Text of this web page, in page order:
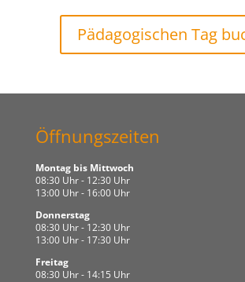
Pädagogischen Tag
Öffnungszeiten
Montag bis Mittwoch
08:30 Uhr - 12:30 Uhr
13:00 Uhr - 16:00 Uhr
Donnerstag
08:30 Uhr - 12:30 Uhr
13:00 Uhr - 17:30 Uhr
Freitag
08:30 Uhr - 14:15 Uhr